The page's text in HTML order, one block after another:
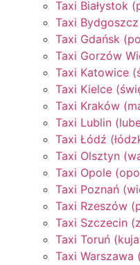
Taxi Białystok
Taxi
Taxi Gdańsk
Taxi Gorzów
Taxi Katowice
Taxi Kielce
Taxi Kraków
Taxi Lublin
Taxi Łódź
Taxi Olsztyn
Taxi Opole
Taxi Poznań
Taxi Rzeszów
Taxi Szczecin
Taxi Toruń
Taxi Warszawa